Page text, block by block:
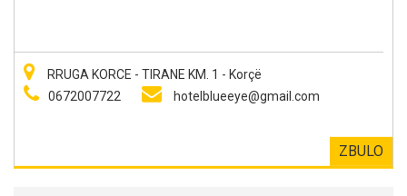
RRUGA KORCE - TIRANE KM. 1 - Korçë
0672007722
hotelblueeye@gmail.com
ZBULO